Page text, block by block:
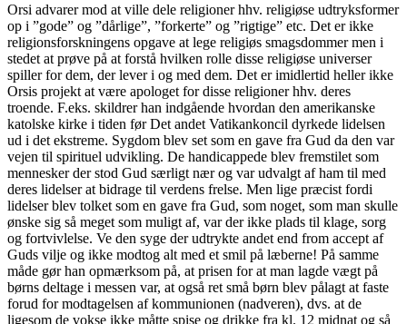
Orsi advarer mod at ville dele religioner hhv. religiøse udtryksformer
op i ”gode” og ”dårlige”, ”forkerte” og ”rigtige” etc. Det er ikke
religionsforskningens opgave at lege religiøs smagsdommer men i
stedet at prøve på at forstå hvilken rolle disse religiøse universer
spiller for dem, der lever i og med dem. Det er imidlertid heller ikke
Orsis projekt at være apologet for disse religioner hhv. deres
troende. F.eks. skildrer han indgående hvordan den amerikanske
katolske kirke i tiden før Det andet Vatikankoncil dyrkede lidelsen
ud i det ekstreme. Sygdom blev set som en gave fra Gud da den var
vejen til spirituel udvikling. De handicappede blev fremstilet som
mennesker der stod Gud særligt nær og var udvalgt af ham til med
deres lidelser at bidrage til verdens frelse. Men lige præcist fordi
lidelser blev tolket som en gave fra Gud, som noget, som man skulle
ønske sig så meget som muligt af, var der ikke plads til klage, sorg
og fortvivlelse. Ve den syge der udtrykte andet end from accept af
Guds vilje og ikke modtog alt med et smil på læberne! På samme
måde gør han opmærksom på, at prisen for at man lagde vægt på
børns deltage i messen var, at også ret små børn blev pålagt at faste
forud for modtagelsen af kommunionen (nadveren), dvs. at de
ligesom de vokse ikke måtte spise og drikke fra kl. 12 midnat og så